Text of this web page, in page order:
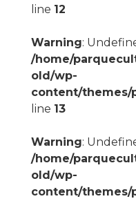
line 12
Warning:
/home/
old/wp-
content/themes/
line 13
Warning:
/home/
old/wp-
content/themes/